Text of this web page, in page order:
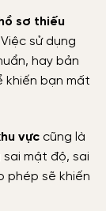
hồ sơ thiếu
sử dụng
hay bản
khiến bạn mất
vực cũng là
sai mật độ, sai
phép sẽ khiến